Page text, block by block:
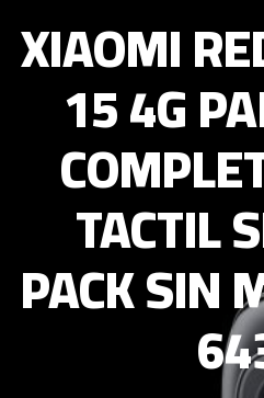
XIAOMI
15 4G
TACTIL
PACK SIN